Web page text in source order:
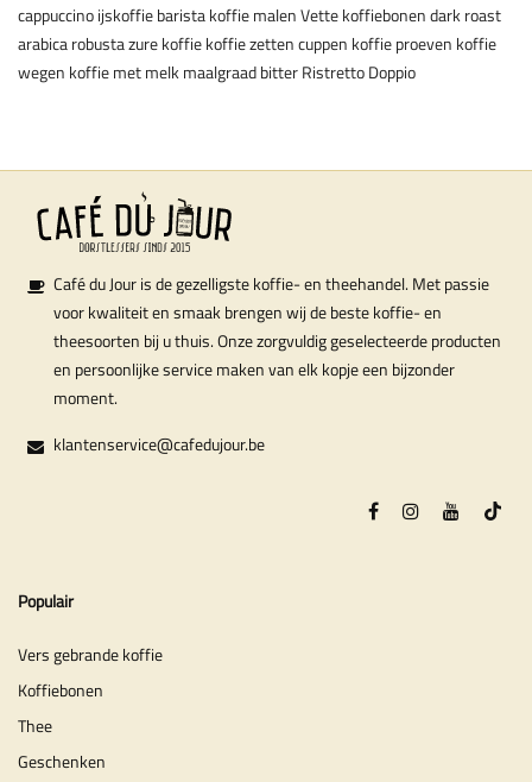
cappuccinoijskoffiebaristakoffie malenVette koffiebonendark roast
arabicarobustazure koffiekoffie zettencuppen koffie proeven koffie
wegen koffie met melkmaalgraadbitterRistrettoDoppio
Café du Jour is de gezelligste koffie- en theehandel. Met passie
voor kwaliteit en smaak brengen wij de beste koffie- en
theesoorten bij u thuis. Onze zorgvuldig geselecteerde producten
en persoonlijke service maken van elk kopje een bijzonder
moment.
klantenservice@cafedujour.be
Populair
Vers gebrande koffie
Koffiebonen
Thee
Geschenken